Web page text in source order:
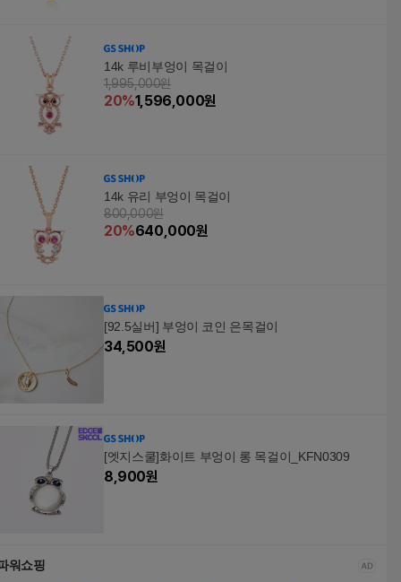
14k 루비부엉이 목걸이
1,995,000원
20%1,596,000원
14k 유리 부엉이 목걸이
800,000원
20%640,000원
[92.5실버] 부엉이 코인 은목걸이
34,500원
[엣지스쿨]화이트 부엉이 롱 목걸이_KFN0309
8,900원
워쇼핑